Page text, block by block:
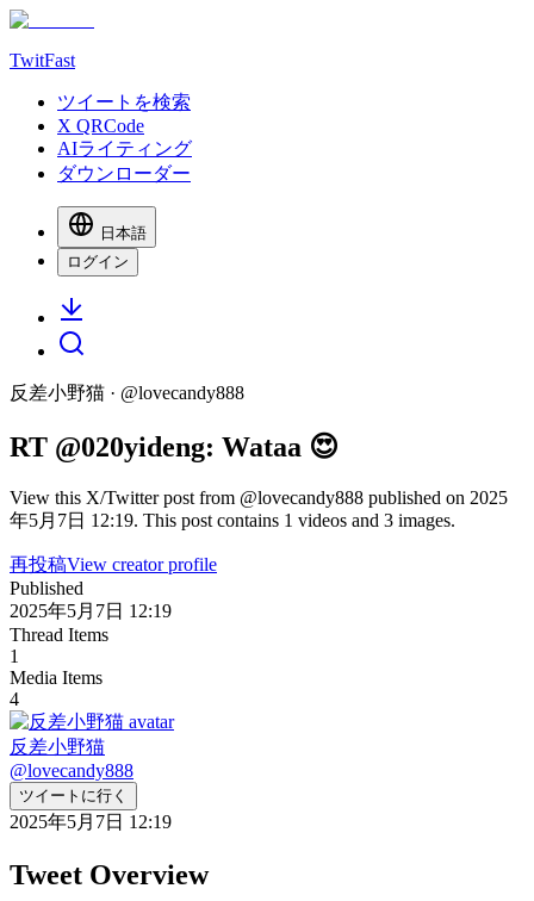
TwitFast
ツイートを検索
X QRCode
AIライティング
ダウンローダー
日本語
ログイン
反差小野猫 · @lovecandy888
RT @020yideng: Wataa 😍
View this X/Twitter post from @lovecandy888 published on 2025
年5月7日 12:19. This post contains 1 videos and 3 images.
再投稿View creator profile
Published
2025年5月7日 12:19
Thread Items
1
Media Items
4
反差小野猫
@lovecandy888
ツイートに行く
2025年5月7日 12:19
Tweet Overview